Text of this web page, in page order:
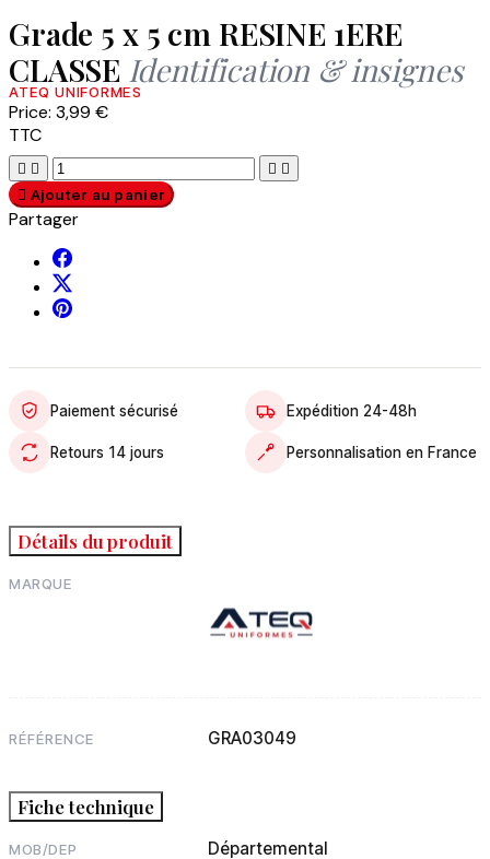
Grade 5 x 5 cm RESINE 1ERE
CLASSE Identification & insignes
ATEQ UNIFORMES
Price: 3,99 €
TTC
   
 Ajouter au panier
Partager
Paiement sécurisé Expédition 24-48h
Retours 14 jours Personnalisation en France
Détails du produit
MARQUE
RÉFÉRENCE GRA03049
Fiche technique
MOB/DEP Départemental